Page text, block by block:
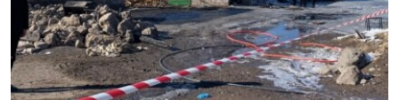
ՄՇԱԿՈՒՅԹ
ՍՊՈՐՏ
ՄԵԿՆԱԲԱՆՈՒԹՅՈՒՆ